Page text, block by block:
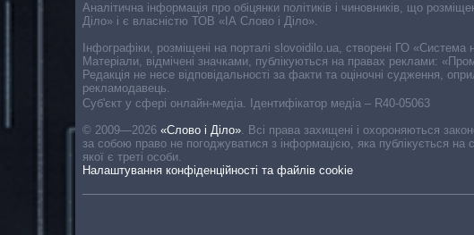
Cуб'єкт у сфері онлайн-медіа. Ідентифікатор медіа – R40-05063
© 2009—2026 «Слово і Діло». Всі права захищені і охороняються
за собою право не погоджуватися з інформацією, яка публікується на
якої є треті особи.
Налаштування конфіденційності та файлів cookie
Аналітична інформація про обіцянки політиків і чиновників, що
Діло» і є власністю ТОВ «ІА Слово і Діло».
Інфографіки, розміщені на порталі slovoidilo.ua, створені ГО
Матеріали, відмічені значками, публікуються на правах реклами:
Редакція не несе відповідальності за факти та оціночні судження,
рекламодавець.